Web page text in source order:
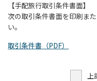
【手配旅行取引条件書面】
次の取引条件書面を印刷ま
い。
取引条件書（PDF）
上